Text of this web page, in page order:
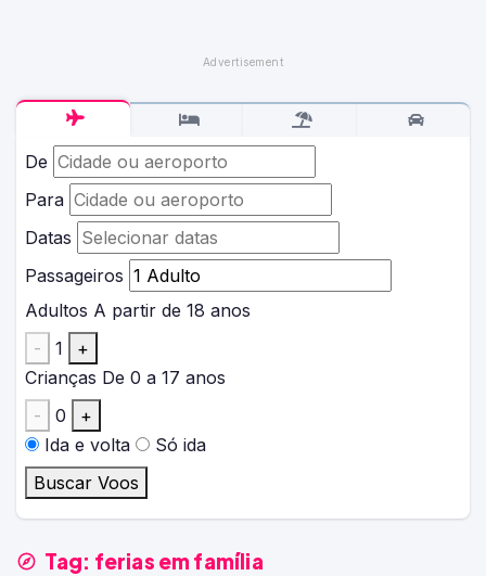
De
Para
Datas
Passageiros
Adultos A partir de 18 anos
-
1
+
Crianças De 0 a 17 anos
-
0
+
Ida e volta
Só ida
Buscar Voos
Tag: ferias em família